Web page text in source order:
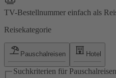
TV-Bestellnummer einfach als
Reisekategorie
Pauschalreisen Hotel
Suchkriterien für Pauschalreisen